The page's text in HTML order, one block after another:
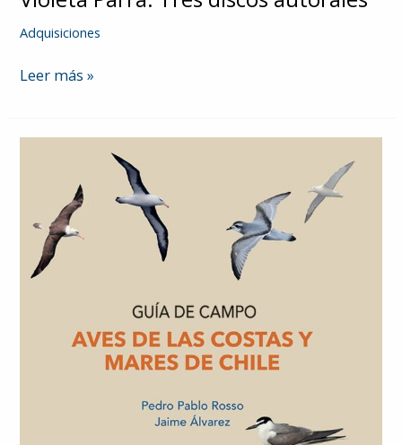
Adquisiciones
Violeta
discos
Leer más »